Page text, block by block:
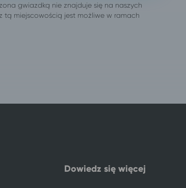
Zdrój
Zdrój
Polanica-ZdrójDowiedz się więcej